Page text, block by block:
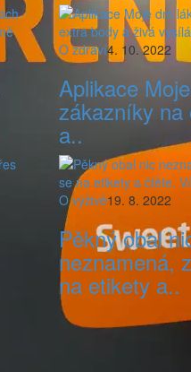
O zdraví4. 10. 2022
Aplikace
zákazníky na
a..
O výživě19. 8. 2022
Pěkný obal
neznamená,
na etikety a..